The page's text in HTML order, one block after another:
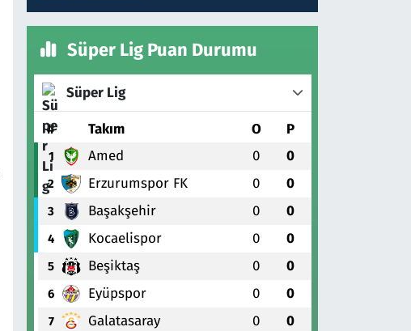
Süper Lig Puan Durumu
Süper Lig
# Takım O P
1 Amed 0 0
2 Erzurumspor FK 0 0
3 Başakşehir 0 0
4 Kocaelispor 0 0
5 Beşiktaş 0 0
6 Eyüpspor 0 0
7 Galatasaray 0 0